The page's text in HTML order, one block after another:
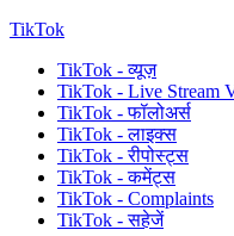
TikTok
TikTok - व्यूज़
TikTok - Live Stream
TikTok - फॉलोअर्स
TikTok - लाइक्स
TikTok - रीपोस्ट्स
TikTok - कमेंट्स
TikTok - Complaints
TikTok - सहेजें